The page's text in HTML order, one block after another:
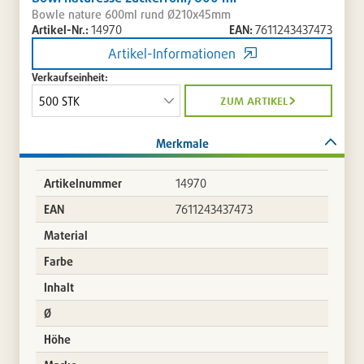
Bowle nature 600ml rund Ø210x45mm
Artikel-Nr.:14970 EAN:7611243437473
Artikel-Informationen
Verkaufseinheit:
zum artikel
Merkmale
Artikelnummer
14970
EAN
7611243437473
Material
Farbe
Inhalt
Ø
Höhe